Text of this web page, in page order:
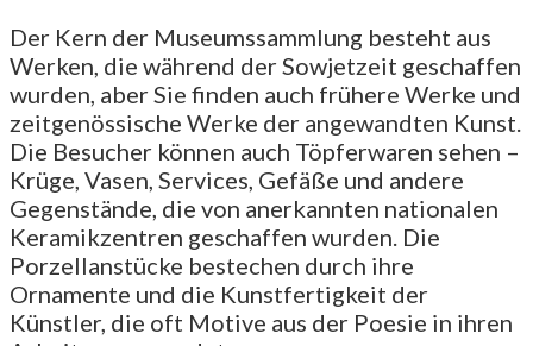
Der Kern der Museumssammlung besteht aus
Werken, die während der Sowjetzeit geschaffen
wurden, aber Sie finden auch frühere Werke und
zeitgenössische Werke der angewandten Kunst.
Die Besucher können auch Töpferwaren sehen –
Krüge, Vasen, Services, Gefäße und andere
Gegenstände, die von anerkannten nationalen
Keramikzentren geschaffen wurden. Die
Porzellanstücke bestechen durch ihre
Ornamente und die Kunstfertigkeit der
Künstler, die oft Motive aus der Poesie in ihren